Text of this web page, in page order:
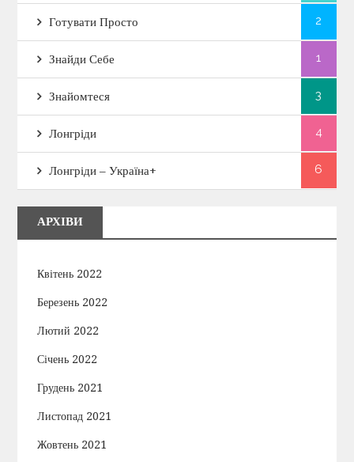
Готувати Просто 2
Знайди Себе 1
Знайомтеся 3
Лонгріди 4
Лонгріди – Україна+ 6
АРХІВИ
Квітень 2022
Березень 2022
Лютий 2022
Січень 2022
Грудень 2021
Листопад 2021
Жовтень 2021